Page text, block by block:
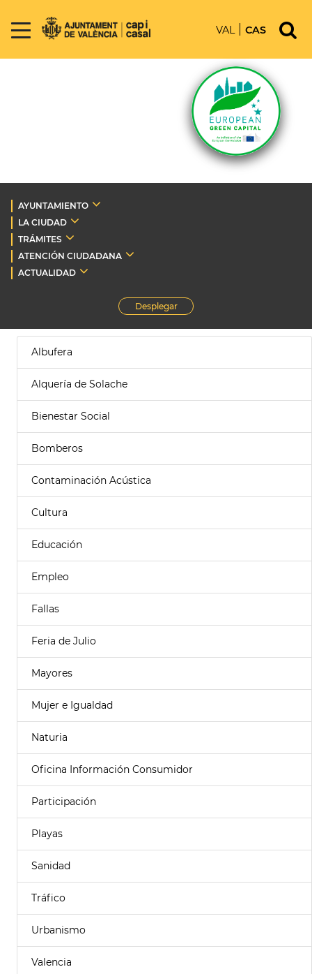
VAL CAS
AYUNTAMIENTO
LA CIUDAD
TRÁMITES
ATENCIÓN CIUDADANA
ACTUALIDAD
Desplegar
Albufera
Alquería de Solache
Bienestar Social
Bomberos
Contaminación Acústica
Cultura
Educación
Empleo
Fallas
Feria de Julio
Mayores
Mujer e Igualdad
Naturia
Oficina Información Consumidor
Participación
Playas
Sanidad
Tráfico
Urbanismo
Valencia